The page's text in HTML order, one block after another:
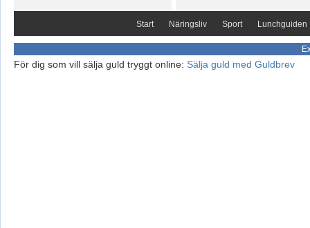
Start Näringsliv Sport Lunchguiden
För dig som vill sälja guld tryggt online: Sälja guld med Guldbrev